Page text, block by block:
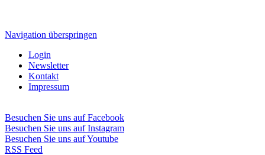
Navigation überspringen
Login
Newsletter
Kontakt
Impressum
Besuchen Sie uns auf Facebook
Besuchen Sie uns auf Instagram
Besuchen Sie uns auf Youtube
RSS Feed